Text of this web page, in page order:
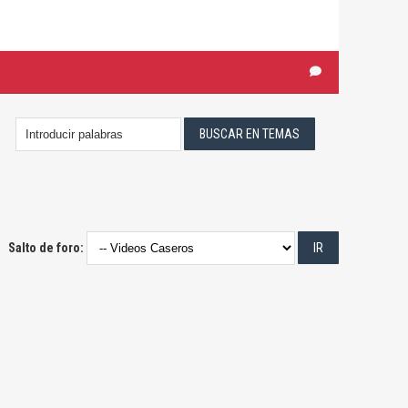
Salto de foro: